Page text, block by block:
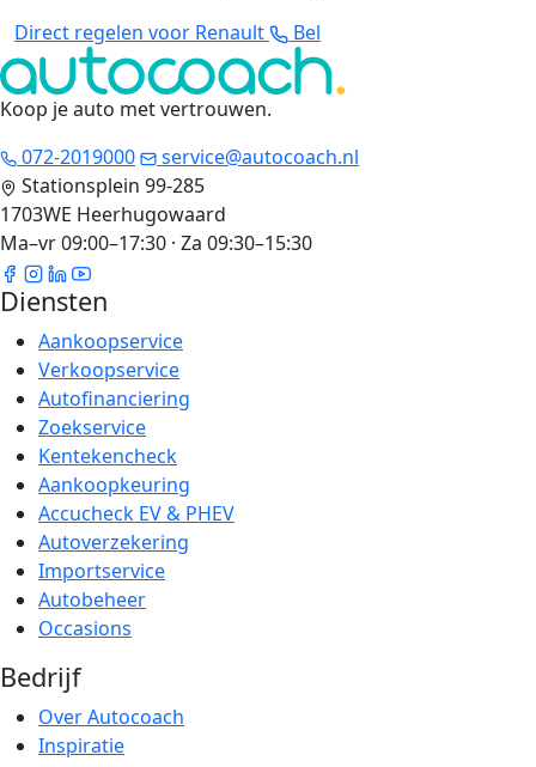
Direct regelen voor Renault
Bel
Koop je auto met vertrouwen.
072-2019000
service@autocoach.nl
Stationsplein 99-285
1703WE Heerhugowaard
Ma–vr 09:00–17:30 · Za 09:30–15:30
Diensten
Aankoopservice
Verkoopservice
Autofinanciering
Zoekservice
Kentekencheck
Aankoopkeuring
Accucheck EV & PHEV
Autoverzekering
Importservice
Autobeheer
Occasions
Bedrijf
Over Autocoach
Inspiratie